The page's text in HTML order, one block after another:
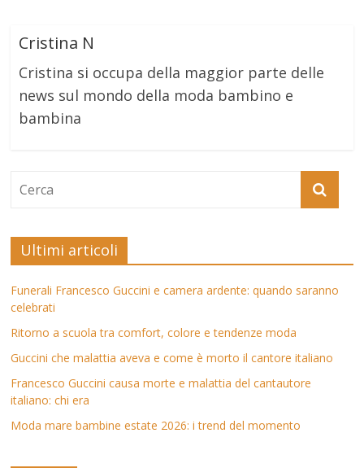
Cristina N
Cristina si occupa della maggior parte delle
news sul mondo della moda bambino e
bambina
Ultimi articoli
Funerali Francesco Guccini e camera ardente: quando saranno
celebrati
Ritorno a scuola tra comfort, colore e tendenze moda
Guccini che malattia aveva e come è morto il cantore italiano
Francesco Guccini causa morte e malattia del cantautore
italiano: chi era
Moda mare bambine estate 2026: i trend del momento